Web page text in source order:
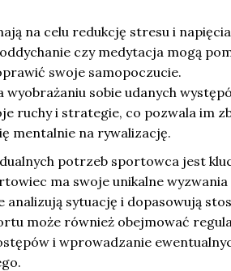
na celu redukcję stresu i
czy medytacja mogą
swoje samopoczucie.
wyobrażaniu sobie udanych
ruchy i strategie, co pozwala im
mentalnie na rywalizację.
potrzeb sportowca jest
ma swoje unikalne wyzwania
analizują sytuację i dopasowują
może również obejmować
i wprowadzanie